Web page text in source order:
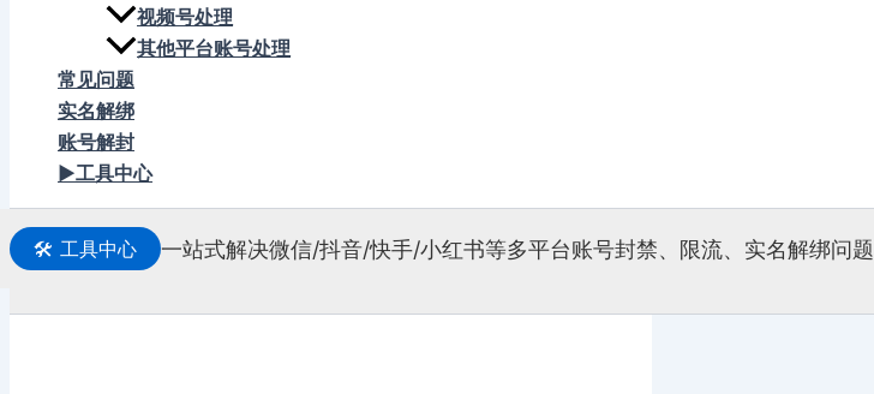
视频号处理
其他平台账号处理
常见问题
实名解绑
账号解封
▶工具中心
🛠️ 工具中心 一站式解决微信/抖音/快手/小红书等多平台账号封禁、限流、实名解绑问题